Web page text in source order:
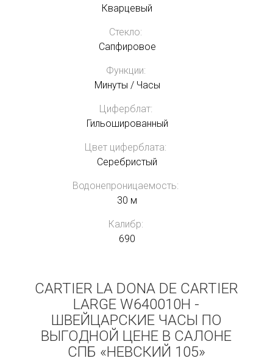
Кварцевый
Стекло:
Сапфировое
Функции:
Минуты / Часы
Циферблат:
Гильошированный
Цвет циферблата:
Серебристый
Водонепроницаемость:
30 м
Калибр:
690
CARTIER LA DONA DE CARTIER
LARGE W640010H -
ШВЕЙЦАРСКИЕ ЧАСЫ ПО
ВЫГОДНОЙ ЦЕНЕ В САЛОНЕ
СПБ «НЕВСКИЙ 105»